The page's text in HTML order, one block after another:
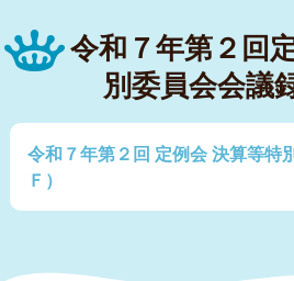
令和７年第２回
別委員会会議
令和７年第２回 定例会 決算等特
Ｆ）